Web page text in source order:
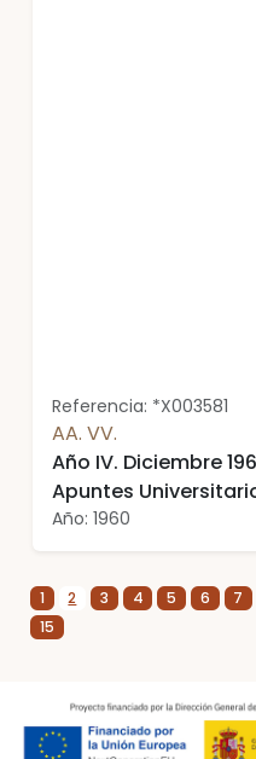
Referencia: *X003581
AA. VV.
Año IV. Diciembre
Apuntes
Año: 1960
1 2 3 4 5 6 7
15